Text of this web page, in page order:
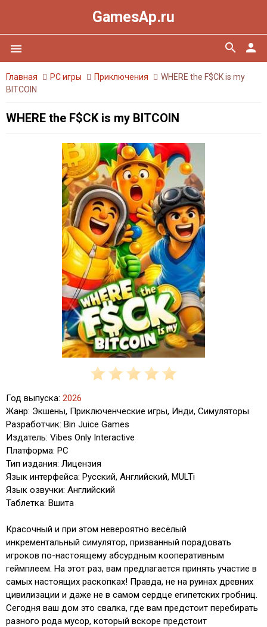
GamesAp.ru
menu person
search
Главная PC игры Приключения
WHERE the F$CK is my
BITCOIN
WHERE the F$CK is my BITCOIN
Год выпуска: 2026
Жанр: Экшены, Приключенческие игры, Инди, Симуляторы
Разработчик: Bin Juice Games
Издатель: Vibes Only Interactive
Платформа: PC
Тип издания: Лицензия
Язык интерфейса: Русский, Английский, MULTi
Язык озвучки: Английский
Таблетка: Вшита
Красочный и при этом невероятно весёлый
инкрементальный симулятор, призванный порадовать
игроков по-настоящему абсурдным кооперативным
геймплеем. На этот раз, вам предлагается принять участие в
самых настоящих раскопках! Правда, не на руинах древних
цивилизации и даже не в самом сердце египетских гробниц.
Сегодня ваш дом это свалка, где вам предстоит перебирать
разного рода мусор, который вскоре предстоит